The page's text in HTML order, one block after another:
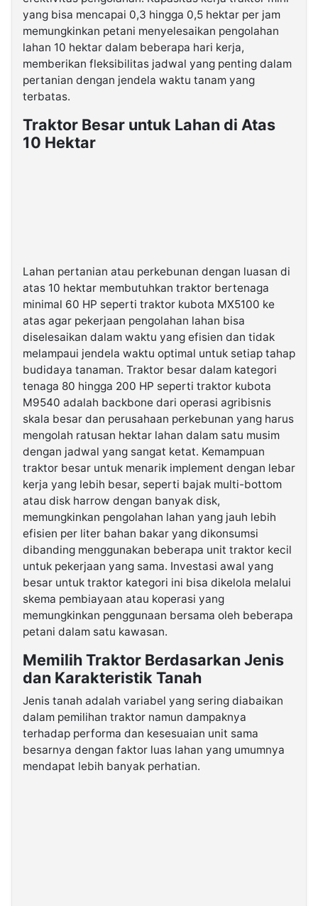
yang bisa mencapai 0,3 hingga 0,5 hektar per jam
memungkinkan petani menyelesaikan pengolahan
lahan 10 hektar dalam beberapa hari kerja,
memberikan fleksibilitas jadwal yang penting dalam
pertanian dengan jendela waktu tanam yang
terbatas.
Traktor Besar untuk Lahan di Atas
10 Hektar
Lahan pertanian atau perkebunan dengan luasan di
atas 10 hektar membutuhkan traktor bertenaga
minimal 60 HP seperti traktor kubota MX5100 ke
atas agar pekerjaan pengolahan lahan bisa
diselesaikan dalam waktu yang efisien dan tidak
melampaui jendela waktu optimal untuk setiap tahap
budidaya tanaman. Traktor besar dalam kategori
tenaga 80 hingga 200 HP seperti traktor kubota
M9540 adalah backbone dari operasi agribisnis
skala besar dan perusahaan perkebunan yang harus
mengolah ratusan hektar lahan dalam satu musim
dengan jadwal yang sangat ketat. Kemampuan
traktor besar untuk menarik implement dengan lebar
kerja yang lebih besar, seperti bajak multi-bottom
atau disk harrow dengan banyak disk,
memungkinkan pengolahan lahan yang jauh lebih
efisien per liter bahan bakar yang dikonsumsi
dibanding menggunakan beberapa unit traktor kecil
untuk pekerjaan yang sama. Investasi awal yang
besar untuk traktor kategori ini bisa dikelola melalui
skema pembiayaan atau koperasi yang
memungkinkan penggunaan bersama oleh beberapa
petani dalam satu kawasan.
Memilih Traktor Berdasarkan Jenis
dan Karakteristik Tanah
Jenis tanah adalah variabel yang sering diabaikan
dalam pemilihan traktor namun dampaknya
terhadap performa dan kesesuaian unit sama
besarnya dengan faktor luas lahan yang umumnya
mendapat lebih banyak perhatian.